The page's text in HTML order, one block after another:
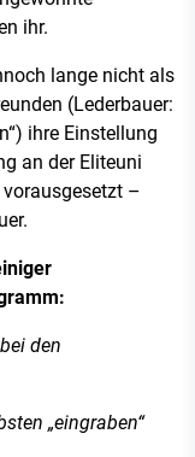
ihr.
lange nicht als
(Lederbauer:
ihre Einstellung
an der Eliteuni
–
den
„eingraben“